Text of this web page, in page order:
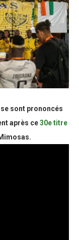
sont prononcés
après ce30e titre